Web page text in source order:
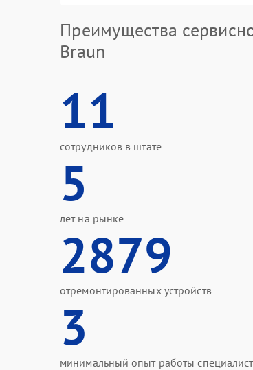
Преимущества
Braun
11
сотрудников в штате
5
лет на рынке
2879
отремонтированных устройств
3
минимальный опыт работы